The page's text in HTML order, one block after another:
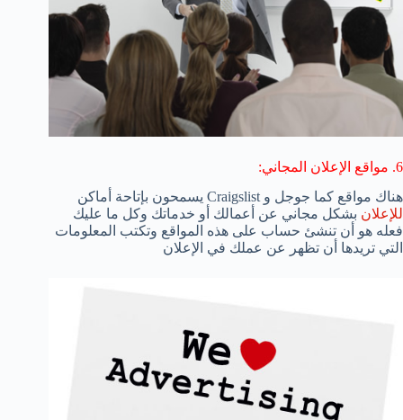
6. مواقع الإعلان المجاني:
هناك مواقع كما جوجل و Craigslist يسمحون بإتاحة أماكن
للإعلان بشكل مجاني عن أعمالك أو خدماتك وكل ما عليك
فعله هو أن تنشئ حساب على هذه المواقع وتكتب المعلومات
التي تريدها أن تظهر عن عملك في الإعلان